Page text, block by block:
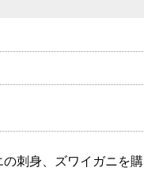
刺身、ズワイガニを購